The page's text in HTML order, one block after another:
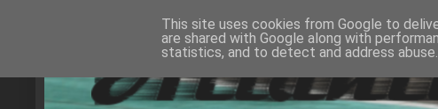
This site uses cookies from Google to
are shared with Google along with
statistics, and to detect and address abuse.